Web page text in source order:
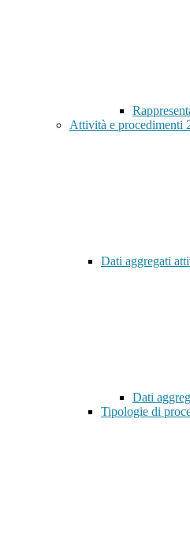
Attività e procedimenti
Dati aggregati
Dati
Tipologie di